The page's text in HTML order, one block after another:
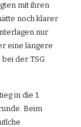
mit ihren
noch klarer
nur
eine längere
bei der TSG
in die 1.
Beim